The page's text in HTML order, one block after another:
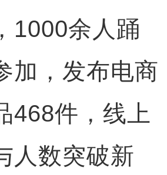
1000余人踊
加，发布电商
468件，线上
人数突破新